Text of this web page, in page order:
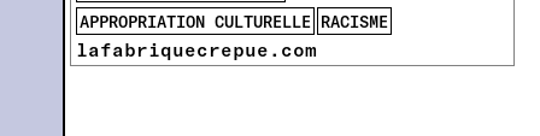
APPROPRIATION CULTURELLE RACISME
lafabriquecrepue.com